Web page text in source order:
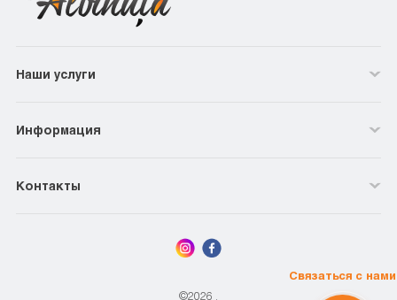
Наши услуги
Информация
Контакты
©2026 .
Связаться с нами